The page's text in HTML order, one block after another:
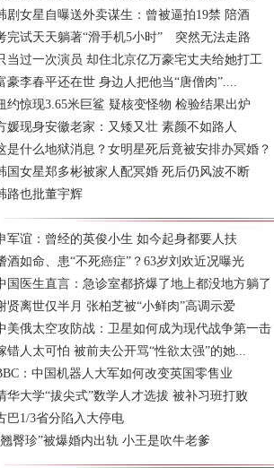
剧女星自曝送外卖谋生：曾被逼拍19禁 陪酒
完试天天躺著“滑手机5小时” 突然无法走路
当过一次演员 却住北京亿万豪宅丈夫给她打工
豪李春平还在世 身边人把他当“唐僧肉”....
约惊现3.65米巨鲨 疑核变怪物 检验结果出炉
媛现身安徽老家：又矮又壮 素颜不如路人
是什么地狱消息？女明星死后竟被安排办冥婚？
国女星郑多彬被家人配冥婚 死后仍风波不断
路也批董宇辉
军谊：曾经的英俊小生 如今起身都要人扶
酒如命、患“不死癌症”？63岁刘欢近况曝光
国医生直言：急诊室都挤爆了地上都没地方躺了
贤离世仅半月 张柏芝被“小鲜肉”高调示爱
美俄太空攻防战：卫星如何成为现代战争第一击
错人太可怕 被前夫公开骂“性欲太强”的她...
：中国机器人大军如何改变英国零售业
华大学“拔尖式”数学人才选拔 被补习班打败
巴1/3省分陷入大停电
臀珍”被爆婚内出轨 小王是吹牛老爹